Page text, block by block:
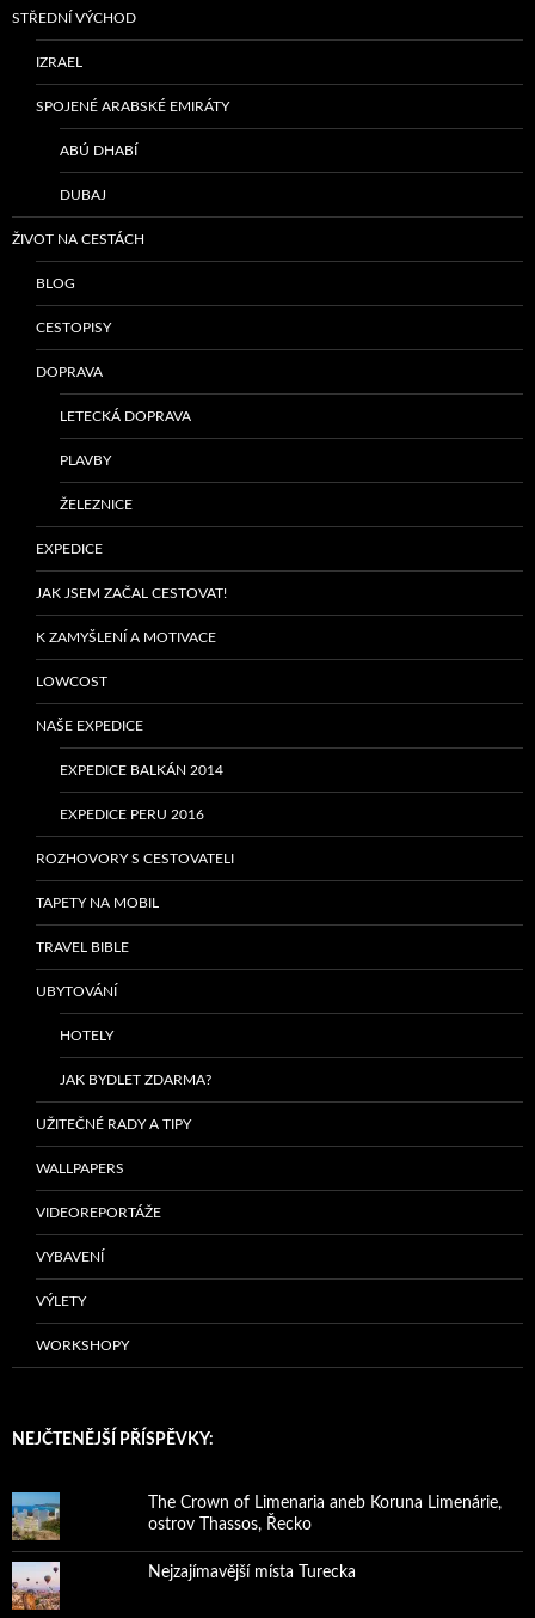
STŘEDNÍ VÝCHOD
IZRAEL
SPOJENÉ ARABSKÉ EMIRÁTY
ABÚ DHABÍ
DUBAJ
ŽIVOT NA CESTÁCH
BLOG
CESTOPISY
DOPRAVA
LETECKÁ DOPRAVA
PLAVBY
ŽELEZNICE
EXPEDICE
JAK JSEM ZAČAL CESTOVAT!
K ZAMYŠLENÍ A MOTIVACE
LOWCOST
NAŠE EXPEDICE
EXPEDICE BALKÁN 2014
EXPEDICE PERU 2016
ROZHOVORY S CESTOVATELI
TAPETY NA MOBIL
TRAVEL BIBLE
UBYTOVÁNÍ
HOTELY
JAK BYDLET ZDARMA?
UŽITEČNÉ RADY A TIPY
WALLPAPERS
VIDEOREPORTÁŽE
VYBAVENÍ
VÝLETY
WORKSHOPY
NEJČTENĚJŠÍ PŘÍSPĚVKY:
The Crown of Limenaria aneb Koruna Limenárie,
ostrov Thassos, Řecko
Nejzajímavější místa Turecka